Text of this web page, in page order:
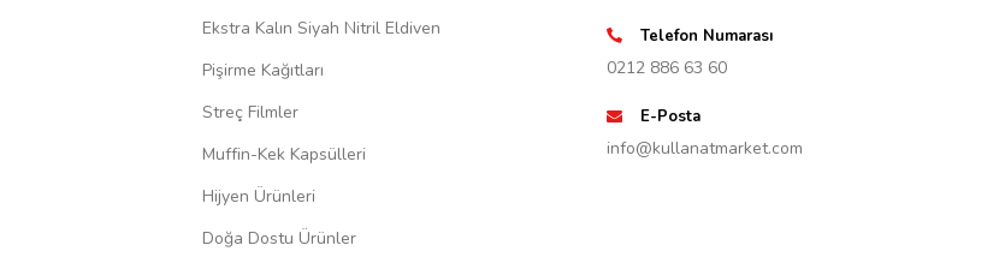
Ekstra Kalın Siyah Nitril Eldiven
Pişirme Kağıtları
Streç Filmler
Muffin-Kek Kapsülleri
Hijyen Ürünleri
Doğa Dostu Ürünler
Telefon Numarası
0212 886 63 60
E-Posta
info@kullanatmarket.com